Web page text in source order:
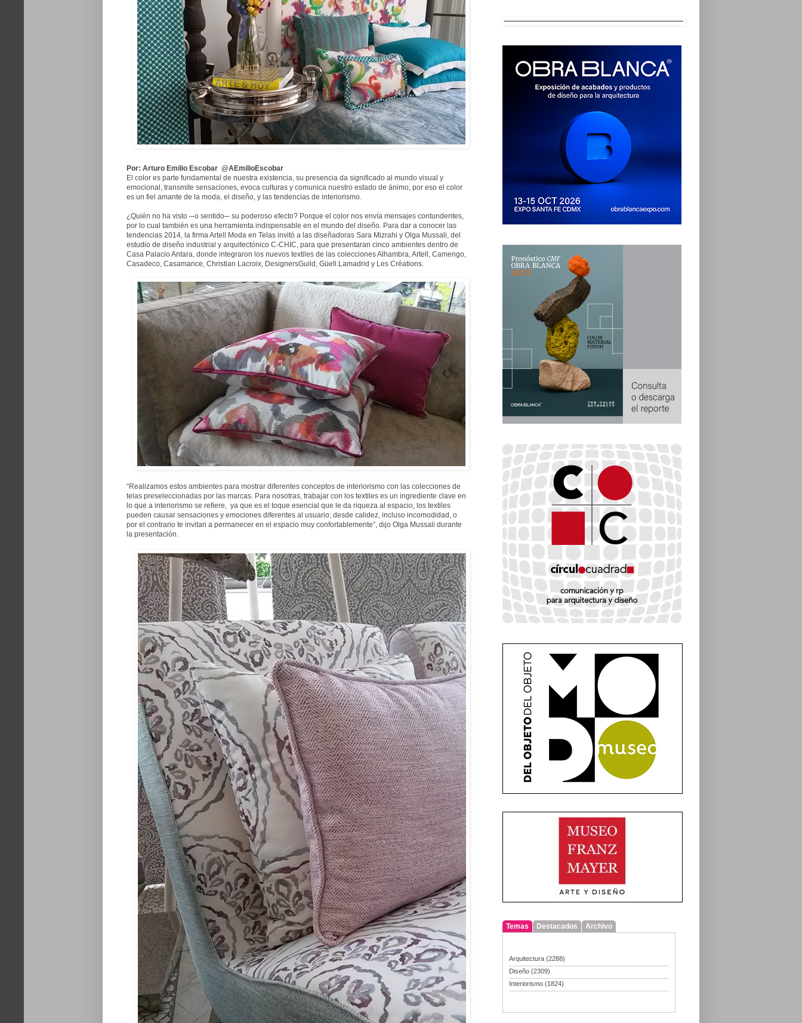
Por: Arturo Emilio Escobar @AEmilioEscobar
El color es parte fundamental de nuestra existencia, su presencia da significado al mundo visual y
emocional, transmite sensaciones, evoca culturas y comunica nuestro estado de ánimo, por eso el color
es un fiel amante de la moda, el diseño, y las tendencias de interiorismo.
¿Quién no ha visto ─o sentido─ su poderoso efecto? Porque el color nos envía mensajes contundentes,
por lo cual también es una herramienta indispensable en el mundo del diseño. Para dar a conocer las
tendencias 2014, la firma Artell Moda en Telas invitó a las diseñadoras Sara Mizrahi y Olga Mussali, del
estudio de diseño industrial y arquitectónico C-CHIC, para que presentaran cinco ambientes dentro de
Casa Palacio Antara, donde integraron los nuevos textiles de las colecciones Alhambra, Artell, Camengo,
Casadeco, Casamance, Christian Lacroix, DesignersGuild, Güell.Lamadrid y Les Créations.
“Realizamos estos ambientes para mostrar diferentes conceptos de interiorismo con las colecciones de
telas preseleccionadas por las marcas. Para nosotras, trabajar con los textiles es un ingrediente clave en
lo que a interiorismo se refiere, ya que es el toque esencial que le da riqueza al espacio, los textiles
pueden causar sensaciones y emociones diferentes al usuario; desde calidez, incluso incomodidad, o
por el contrario te invitan a permanecer en el espacio muy confortablemente”, dijo Olga Mussali durante
la presentación.
Temas Destacados Archivo
Arquitectura (2288)
Diseño (2309)
Interiorismo (1824)